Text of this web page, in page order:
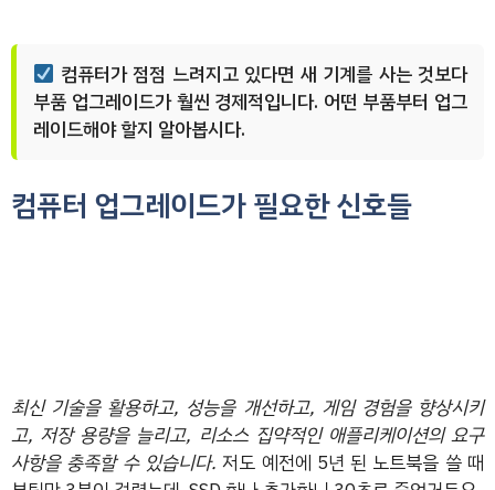
컴퓨터가 점점 느려지고 있다면 새 기계를 사는 것보다
부품 업그레이드가 훨씬 경제적입니다. 어떤 부품부터 업그
레이드해야 할지 알아봅시다.
컴퓨터 업그레이드가 필요한 신호들
최신 기술을 활용하고, 성능을 개선하고, 게임 경험을 향상시키
고, 저장 용량을 늘리고, 리소스 집약적인 애플리케이션의 요구
사항을 충족할 수 있습니다. 저도 예전에 5년 된 노트북을 쓸 때